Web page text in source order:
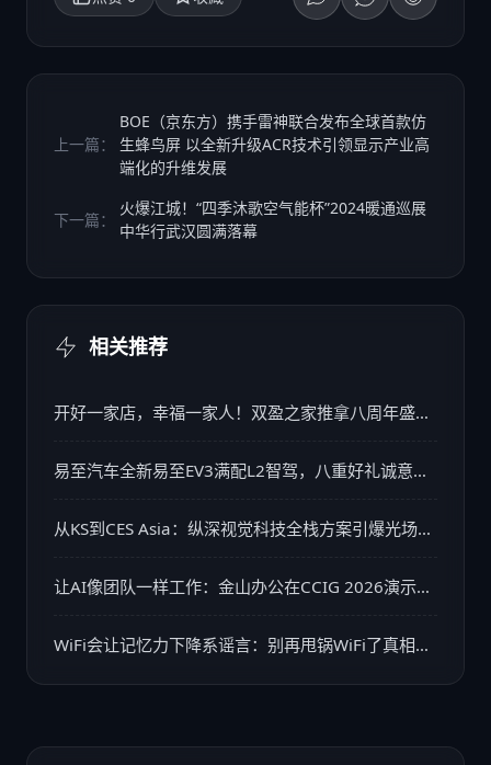
上一篇：
BOE（京东方）携手雷神联合发布全球首款仿
生蜂鸟屏 以全新升级ACR技术引领显示产业高
端化的升维发展
下一篇：
火爆江城！“四季沐歌空气能杯”2024暖通巡展
中华行武汉圆满落幕
相关推荐
开好一家店，幸福一家人！双盈之家推拿八周年盛典
易至汽车全新易至EV3满配L2智驾，八重好礼诚意来
从KS到CES Asia：纵深视觉科技全栈方案引爆光场显
让AI像团队一样工作：金山办公在CCIG 2026演示多
WiFi会让记忆力下降系谣言：别再甩锅WiFi了真相远